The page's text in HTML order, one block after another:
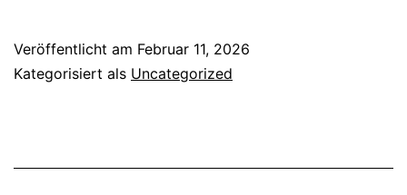
Veröffentlicht am Februar 11, 2026
Kategorisiert als Uncategorized